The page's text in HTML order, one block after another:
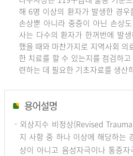
해 6명 이상의 환자가 발생한 경
손상뿐 아니라 중증이 아닌 손상
사는 다수의 환자가 한꺼번에 발
했을 때와 마찬가지로 지역사회 의
한 치료를 할 수 있는지를 점검하
련하는 데 필요한 기초자료를 생산
용어설명
- 외상지수 비정상(Revised
지 사항 중 하나 이상에 해당하는
상이 아니고 음성자극이나 통증